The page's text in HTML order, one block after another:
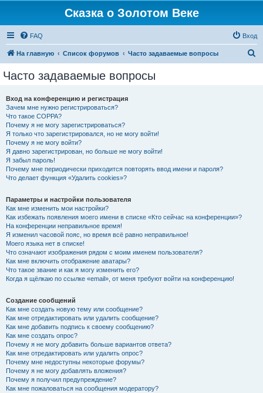
Сказка о Золотом Веке
FAQ Вход
На главную Список форумов Часто задаваемые вопросы
Часто задаваемые вопросы
Вход на конференцию и регистрация
Зачем мне нужно регистрироваться?
Что такое COPPA?
Почему я не могу зарегистрироваться?
Я только что зарегистрировался, но не могу войти!
Почему я не могу войти?
Я давно зарегистрирован, но больше не могу войти!
Я забыл пароль!
Почему мне периодически приходится повторять ввод имени и пароля?
Что делает функция «Удалить cookies»?
Параметры и настройки пользователя
Как мне изменить мои настройки?
Как избежать появления моего имени в списке «Кто сейчас на конференции»?
На конференции неправильное время!
Я изменил часовой пояс, но время всё равно неправильное!
Моего языка нет в списке!
Что означают изображения рядом с моим именем пользователя?
Как мне включить отображение аватары?
Что такое звание и как я могу изменить его?
Когда я щёлкаю по ссылке «email», от меня требуют войти на конференцию!
Создание сообщений
Как мне создать новую тему или сообщение?
Как мне отредактировать или удалить сообщение?
Как мне добавить подпись к своему сообщению?
Как мне создать опрос?
Почему я не могу добавить больше вариантов ответа?
Как мне отредактировать или удалить опрос?
Почему мне недоступны некоторые форумы?
Почему я не могу добавлять вложения?
Почему я получил предупреждение?
Как мне пожаловаться на сообщения модератору?